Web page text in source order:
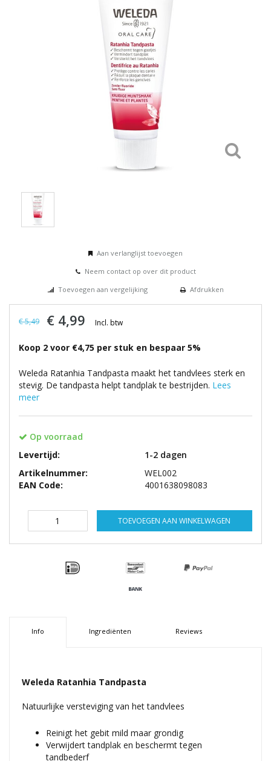
Aan verlanglijst toevoegen
Neem contact op over dit product
Toevoegen aan vergelijking
Afdrukken
€ 5,49 € 4,99 Incl. btw
Koop 2 voor €4,75 per stuk en bespaar 5%
Weleda Ratanhia Tandpasta maakt het tandvlees sterk en
stevig. De tandpasta helpt tandplak te bestrijden. Lees
meer
Op voorraad
Levertijd:
1-2 dagen
Artikelnummer:
WEL002
EAN Code:
4001638098083
TOEVOEGEN AAN WINKELWAGEN
Info Ingrediënten Reviews
Weleda Ratanhia Tandpasta
Natuurlijke versteviging van het tandvlees
Reinigt het gebit mild maar grondig
Verwijdert tandplak en beschermt tegen
tandbederf